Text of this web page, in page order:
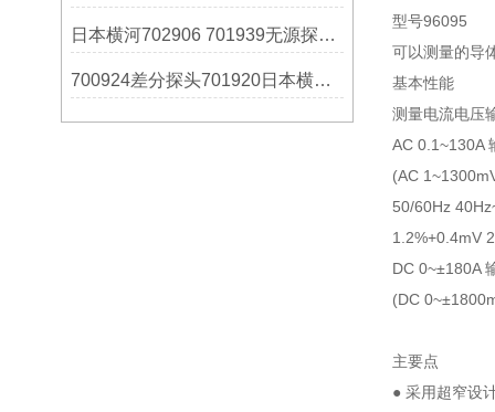
日本横河702906 701939无源探头技术参数
700924差分探头701920日本横河YOKOGAWA技术参数
型号96095
可以测量的导
基本性能
测量电流电压
AC 0.1~130A
(AC
50/60Hz
1.2%+0.4mV
DC 0~±180A
(DC
主要点
● 采用超窄设